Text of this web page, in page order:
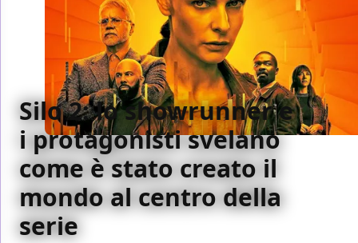
Silo 2: lo showrunner e
i protagonisti svelano
come è stato creato il
mondo al centro della
serie